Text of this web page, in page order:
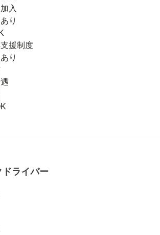
入
り
援制度
り
ドライバー